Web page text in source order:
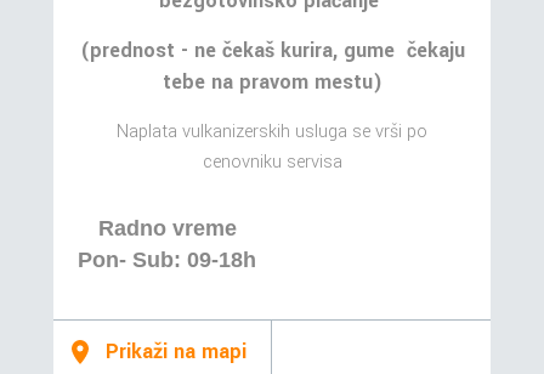
(prednost - ne čekaš kurira, gume čekaju
tebe na pravom mestu)
Naplata vulkanizerskih usluga se vrši po
cenovniku servisa
Radno vreme
Pon- Sub: 09-18h
Prikaži na mapi